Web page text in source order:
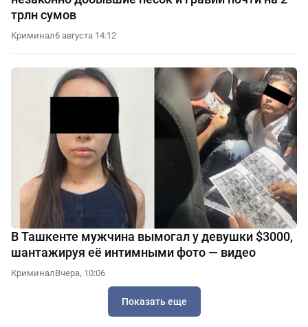
трлн сумов
Криминал6 августа 14:12
В Ташкенте мужчина вымогал у девушки $3000,
шантажируя её интимными фото — видео
КриминалВчера, 10:06
Показать еще